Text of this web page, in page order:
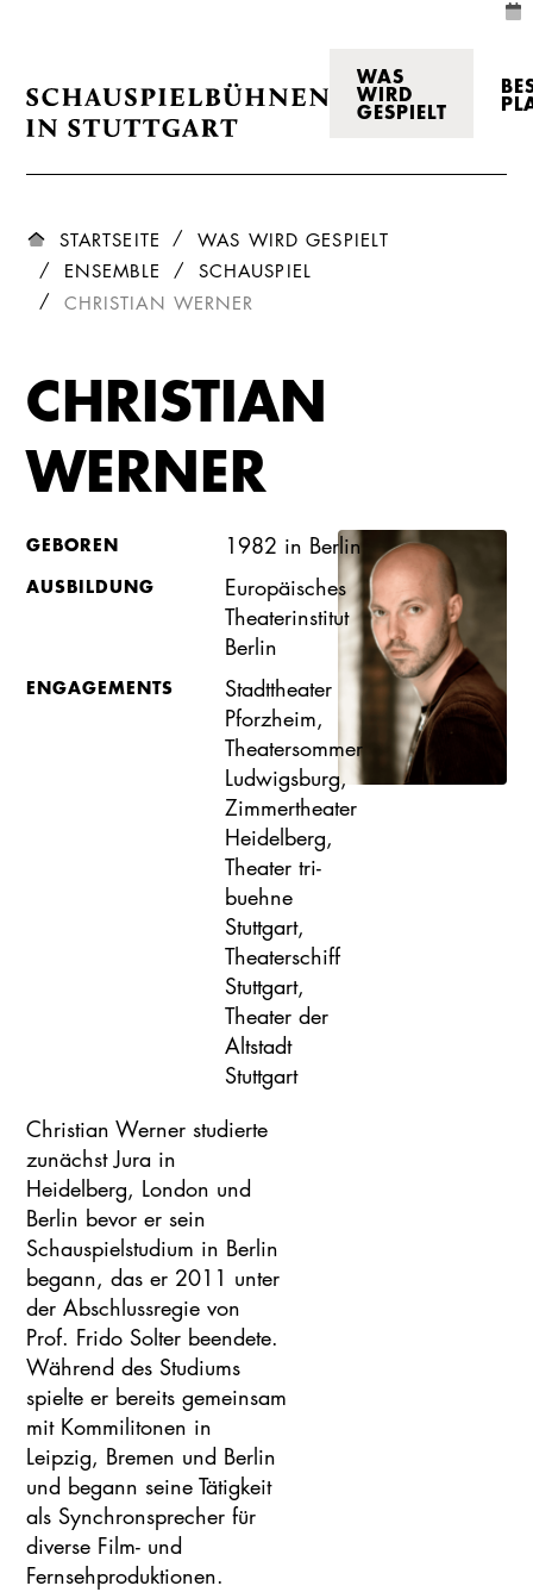
WAS
WIRD
GESPIELT
STARTSEITE
WAS WIRD GESPIELT
ENSEMBLE
SCHAUSPIEL
CHRISTIAN WERNER
CHRISTIAN
WERNER
GEBOREN 1982 in Berlin
AUSBILDUNG
Europäisches
Theaterinstitut
Berlin
ENGAGEMENTS
Stadttheater
Pforzheim,
Theatersommer
Ludwigsburg,
Zimmertheater
Heidelberg,
Theater tri-
buehne
Stuttgart,
Theaterschiff
Stuttgart,
Theater der
Altstadt
Stuttgart
Christian Werner studierte
zunächst Jura in
Heidelberg, London und
Berlin bevor er sein
Schauspielstudium in Berlin
begann, das er 2011 unter
der Abschlussregie von
Prof. Frido Solter beendete.
Während des Studiums
spielte er bereits gemeinsam
mit Kommilitonen in
Leipzig, Bremen und Berlin
und begann seine Tätigkeit
als Synchronsprecher für
diverse Film- und
Fernsehproduktionen.